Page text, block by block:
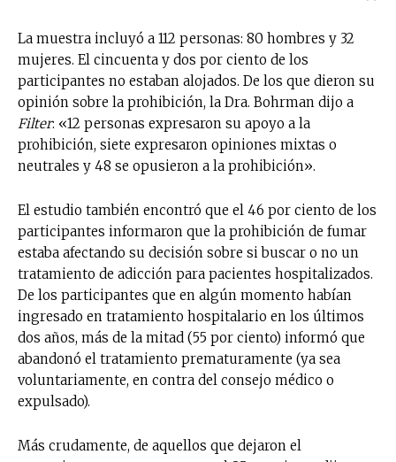
La muestra incluyó a 112 personas: 80 hombres y 32
mujeres. El cincuenta y dos por ciento de los
participantes no estaban alojados. De los que dieron su
opinión sobre la prohibición, la Dra. Bohrman dijo a
Filter: «12 personas expresaron su apoyo a la
prohibición, siete expresaron opiniones mixtas o
neutrales y 48 se opusieron a la prohibición».
El estudio también encontró que el 46 por ciento de los
participantes informaron que la prohibición de fumar
estaba afectando su decisión sobre si buscar o no un
tratamiento de adicción para pacientes hospitalizados.
De los participantes que en algún momento habían
ingresado en tratamiento hospitalario en los últimos
dos años, más de la mitad (55 por ciento) informó que
abandonó el tratamiento prematuramente (ya sea
voluntariamente, en contra del consejo médico o
expulsado).
Más crudamente, de aquellos que dejaron el